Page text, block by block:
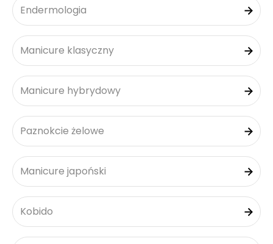
Endermologia
Manicure klasyczny
Manicure hybrydowy
Paznokcie żelowe
Manicure japoński
Kobido